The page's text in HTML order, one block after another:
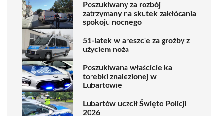
Poszukiwany za rozbój
zatrzymany na skutek zakłócania
spokoju nocnego
51-latek w areszcie za groźby z
użyciem noża
Poszukiwana właścicielka
torebki znalezionej w
Lubartowie
Lubartów uczcił Święto Policji
2026